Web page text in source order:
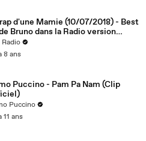
d'une Mamie (10/07/2018) - Best
Bruno dans la Radio version
by Elliot
Radio
8 ans
Puccino - Pam Pa Nam (Clip
Puccino
11 ans